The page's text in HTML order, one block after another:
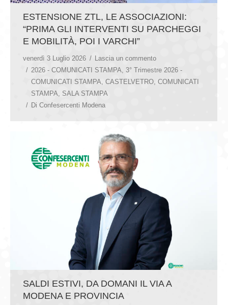
ESTENSIONE ZTL, LE ASSOCIAZIONI:
“PRIMA GLI INTERVENTI SU PARCHEGGI
E MOBILITÀ, POI I VARCHI”
venerdì 3 Luglio 2026
Lascia un commento
2026 - COMUNICATI STAMPA, 3° Trimestre 2026 -
COMUNICATI STAMPA, CASTELVETRO, COMUNICATI
STAMPA, SALA STAMPA
Di Confesercenti Modena
SALDI ESTIVI, DA DOMANI IL VIA A
MODENA E PROVINCIA